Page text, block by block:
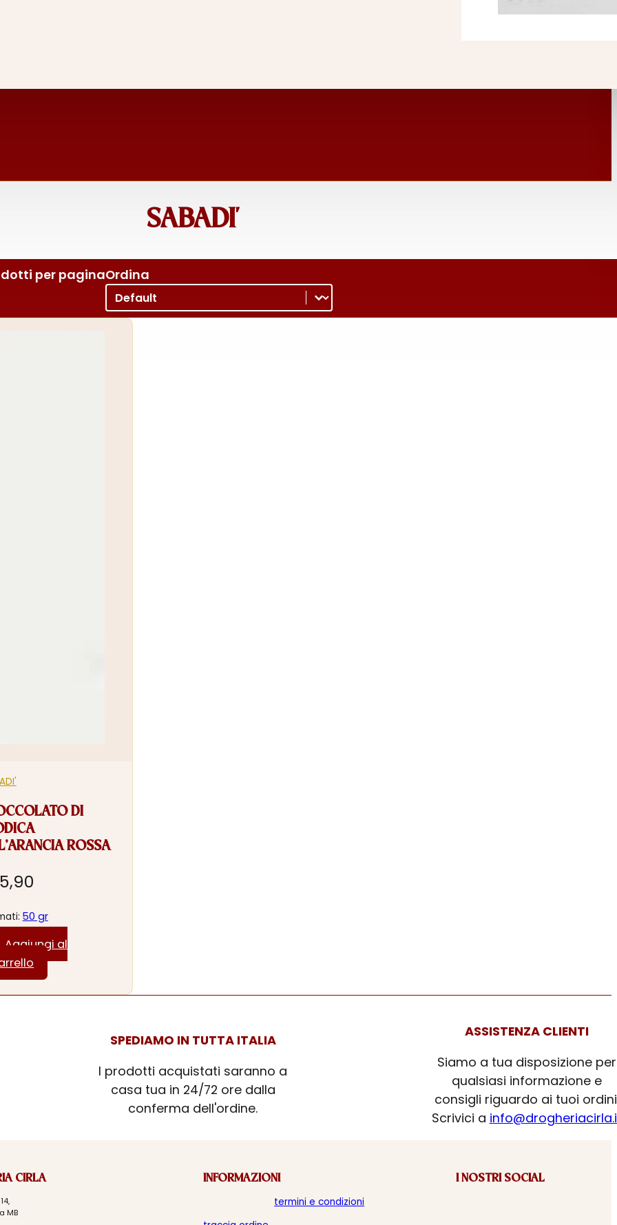
SABADI'
per paginaOrdina
Ordina per
Sort content
DI
ROSSA
50 gr
Aggiungi al
SPEDIAMO IN TUTTA ITALIA
I prodotti acquistati saranno a
casa tua in 24/72 ore dalla
conferma dell'ordine.
ASSISTENZA CLIENTI
Siamo a tua disposizione per
qualsiasi informazione e
consigli riguardo ai tuoi
Scrivici a
CIRLA
MB
INFORMAZIONI
termini e condizioni
I NOSTRI SOCIAL